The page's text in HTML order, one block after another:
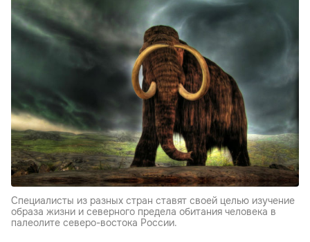
Специалисты из разных стран ставят своей целью изучение
образа жизни и северного предела обитания человека в
палеолите северо-востока России.